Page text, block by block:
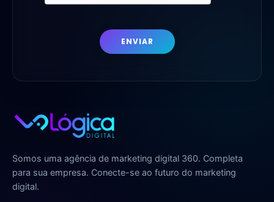
ENVIAR
Somos uma agência de marketing digital 360. Completa
para sua empresa. Conecte-se ao futuro do marketing
digital.